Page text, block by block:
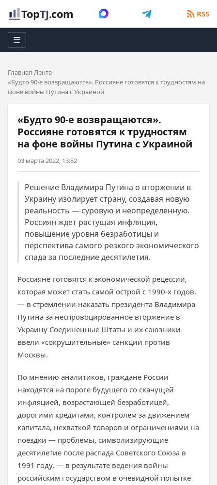
TopTJ.com RSS
☰
Главная Лента
«Будто 90-е возвращаются». Россияне готовятся к трудностям на
фоне войны Путина с Украиной
«Будто 90-е возвращаются».
Россияне готовятся к трудностям
на фоне войны Путина с Украиной
03 марта 2022, 13:52
Решение Владимира Путина о вторжении в
Украину изолирует страну, создавая новую
реальность — суровую и неопределенную.
Россиян ждет растущая инфляция,
повышение уровня безработицы и
перспектива самого резкого экономического
спада за последние десятилетия.
Россияне готовятся к экономической рецессии,
которая может стать самой острой с 1990-х годов,
— в стремлении наказать президента Владимира
Путина за неспровоцированное вторжение в
Украину Соединенные Штаты и их союзники
ввели «сокрушительные» санкции против
Москвы.
По мнению аналитиков, граждане России
находятся на пороге будущего со скачущей
инфляцией, возрастающей безработицей,
дорогими кредитами, контролем за движением
капитала, нехваткой товаров и ограничениями на
поездки — проблемы, символизирующие
десятилетие после распада Советского Союза в
1991 году, — в результате ведения войны
российским государством в очевидной попытке